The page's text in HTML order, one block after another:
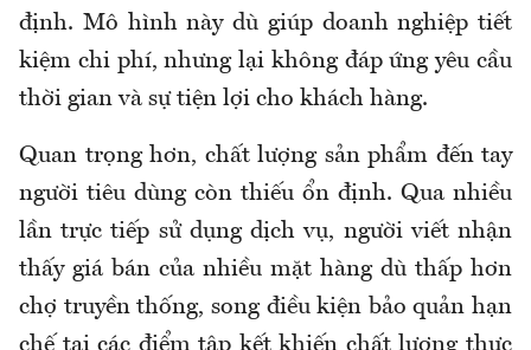
định. Mô hình này dù giúp doanh nghiệp tiết
kiệm chi phí, nhưng lại không đáp ứng yêu cầu
thời gian và sự tiện lợi cho khách hàng.
Quan trọng hơn, chất lượng sản phẩm đến tay
người tiêu dùng còn thiếu ổn định. Qua nhiều
lần trực tiếp sử dụng dịch vụ, người viết nhận
thấy giá bán của nhiều mặt hàng dù thấp hơn
chợ truyền thống, song điều kiện bảo quản hạn